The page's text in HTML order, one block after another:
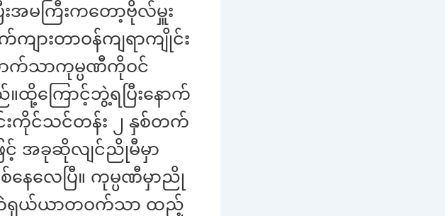
အမကြီးကတော့ဗိုလ်မှူး
ားတာဝန်ကျရာကျိုင်း
သာကုမ္ပဏီကိုဝင်
ကြောင့်ဘွဲ့ရပြီးနောက်
းကိုင်သင်တန်း ၂ နှစ်တက်
ြင့် အခုဆိုလျင်ညိုမီမှာ
ေလေပြီ။ ကုမ္ပဏီမှာညို
ဘဲရှယ်ယာတဝက်သာ ထည့်